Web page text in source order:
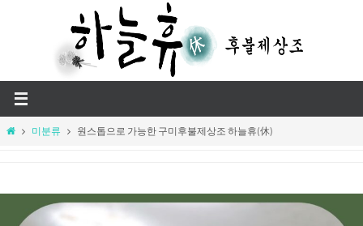
Home미분류 원스톱으로 가능한 구미후불제상조 하늘휴(休)